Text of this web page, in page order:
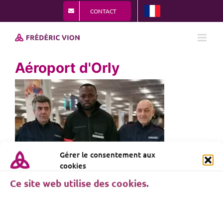
Gérer le consentement aux
cookies
Ce site web utilise des cookies.
au
contenu
CONTACT
Aéroport d'Orly